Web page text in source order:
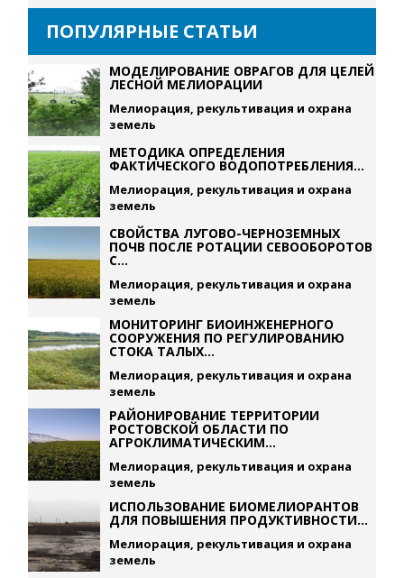
ПОПУЛЯРНЫЕ СТАТЬИ
МОДЕЛИРОВАНИЕ ОВРАГОВ ДЛЯ ЦЕЛЕЙ
ЛЕСНОЙ МЕЛИОРАЦИИ
Мелиорация, рекультивация и охрана
земель
МЕТОДИКА ОПРЕДЕЛЕНИЯ
ФАКТИЧЕСКОГО ВОДОПОТРЕБЛЕНИЯ...
Мелиорация, рекультивация и охрана
земель
СВОЙСТВА ЛУГОВО-ЧЕРНОЗЕМНЫХ
ПОЧВ ПОСЛЕ РОТАЦИИ СЕВООБОРОТОВ
С...
Мелиорация, рекультивация и охрана
земель
МОНИТОРИНГ БИОИНЖЕНЕРНОГО
СООРУЖЕНИЯ ПО РЕГУЛИРОВАНИЮ
СТОКА ТАЛЫХ...
Мелиорация, рекультивация и охрана
земель
РАЙОНИРОВАНИЕ ТЕРРИТОРИИ
РОСТОВСКОЙ ОБЛАСТИ ПО
АГРОКЛИМАТИЧЕСКИМ...
Мелиорация, рекультивация и охрана
земель
ИСПОЛЬЗОВАНИЕ БИОМЕЛИОРАНТОВ
ДЛЯ ПОВЫШЕНИЯ ПРОДУКТИВНОСТИ...
Мелиорация, рекультивация и охрана
земель